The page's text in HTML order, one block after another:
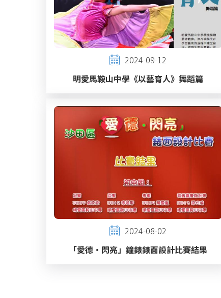
2024-09-12
明愛馬鞍山中學《以藝育人》舞蹈篇
2024-08-02
「愛德‧閃亮」鐘錶錶面設計比賽結果